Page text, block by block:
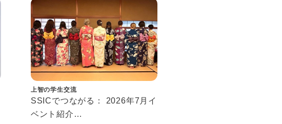
上智の学生交流
SSICでつながる： 2026年7月イ
ベント紹介